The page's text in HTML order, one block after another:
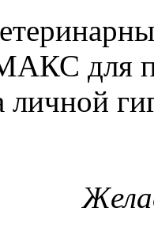
для